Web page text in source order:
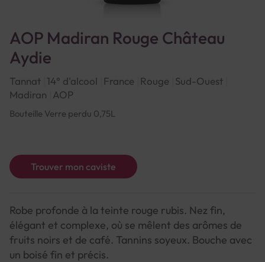
AOP Madiran Rouge Château
Aydie
Tannat 14° d'alcool France Rouge Sud-Ouest
Madiran AOP
Bouteille Verre perdu 0,75L
Trouver mon caviste
Robe profonde à la teinte rouge rubis. Nez fin,
élégant et complexe, où se mêlent des arômes de
fruits noirs et de café. Tannins soyeux. Bouche avec
un boisé fin et précis.